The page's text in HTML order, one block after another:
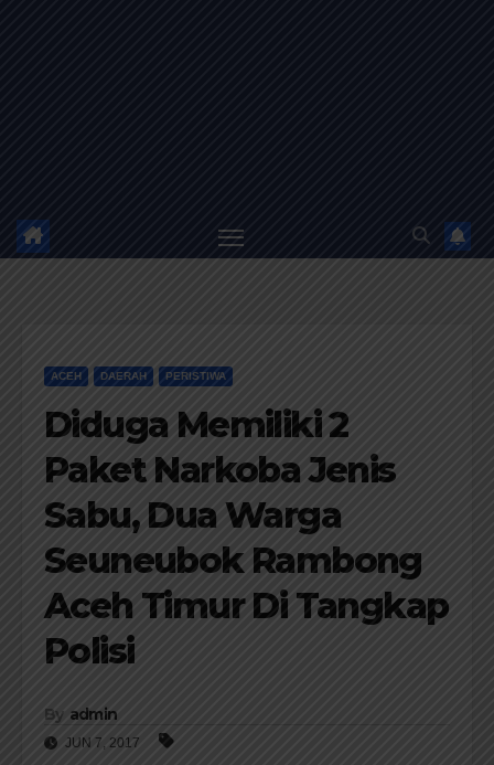
ACEH DAERAH PERISTIWA
Diduga Memiliki 2
Paket Narkoba Jenis
Sabu, Dua Warga
Seuneubok Rambong
Aceh Timur Di Tangkap
Polisi
By admin
JUN 7, 2017